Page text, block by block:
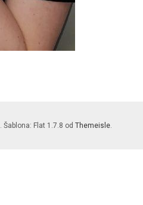
. Šablona: Flat 1.7.8 od Themeisle.